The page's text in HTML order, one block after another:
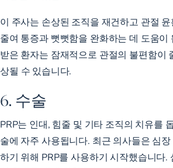
이 주사는 손상된 조직을 재건하고 관절
줄여 통증과 뻣뻣함을 완화하는 데 도움이
받은 환자는 잠재적으로 관절의 불편함이
상될 수 있습니다.
6. 수술
PRP는 인대, 힘줄 및 기타 조직의 치유를
술에 자주 사용됩니다. 최근 의사들은 심
하기 위해 PRP를 사용하기 시작했습니다.